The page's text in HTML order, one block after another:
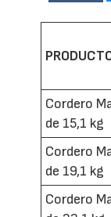
Cordero
de 15,1 kg
Cordero
de 19,1 kg
Cordero